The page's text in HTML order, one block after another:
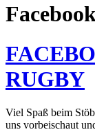
RUGBY
Viel Spaß beim
uns vorbeischaut